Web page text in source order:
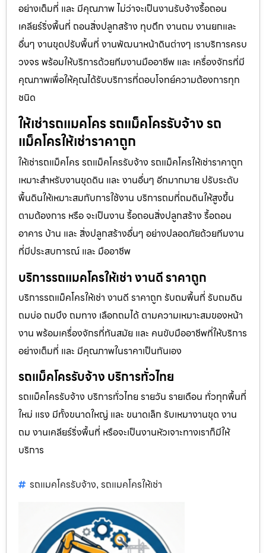
อย่างเต็มที่ และ มีคุณภาพ ไม่ว่าจะเป็นงานรับจ้างรื้อถอน
เคลียร์ริ่งพื้นที่ ถอนสิ่งปลูกสร้าง ทุบตึก งานถม งานยกและ
อื่นๆ งานขุดปรับพื้นที่ งานพัฒนาหน้าดินต่างๆ เราบริการครบ
วงจร พร้อมให้บริการด้วยทีมงานมืออาชีพ และ เครื่องจักรที่มี
คุณภาพเพื่อให้คุณได้รับบริการที่ตอบโจทย์ความต้องการทุก
ชนิด
ให้เช่ารถแมคโคร รถแม็คโครรับจ้าง รถ
แม็คโครให้เช่าราคาถูก
ให้เช่ารถแม็คโคร รถแม็คโครรับจ้าง รถแม็คโครให้เช่าราคาถูก
เหมาะสำหรับงานขุดดิน และ งานอื่นๆ อีกมากมาย ปรับระดับ
พื้นดินให้เหมาะสมกับการใช้งาน บริการถมที่ถมดินให้สูงขึ้น
ตามต้องการ หรือ จะเป็นงาน รื้อถอนสิ่งปลูกสร้าง รื้อถอน
อาคาร บ้าน และ สิ่งปลูกสร้างอื่นๆ อย่างปลอดภัยด้วยทีมงาน
ที่มีประสบการณ์ และ มืออาชีพ
บริการรถแมคโครให้เช่า งานดี ราคาถูก
บริการรถแม็คโครให้เช่า งานดี ราคาถูก รับถมพื้นที่ รับถมดิน
ถมบ่อ ถมบึง ถมทาง เลือกถมได้ ตามความเหมาะสมของหน้า
งาน พร้อมเครื่องจักรที่ทันสมัย และ คนขับมืออาชีพที่ให้บริการ
อย่างเต็มที่ และ มีคุณภาพในราคาเป็นกันเอง
รถแม็คโครรับจ้าง บริการทั่วไทย
รถแม็คโครรับจ้าง บริการทั่วไทย รายวัน รายเดือน ทั่วทุกพื้นที่
ใหม่ แรง มีทั้งขนาดใหญ่ และ ขนาดเล็ก รับเหมางานขุด งาน
ถม งานเคลียร์ริ่งพื้นที่ หรือจะเป็นงานหัวเจาะทางเราก็มีให้
บริการ
รถแมคโครรับจ้าง, รถแมคโครให้เช่า